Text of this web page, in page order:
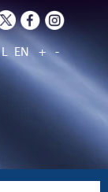
L EN + -